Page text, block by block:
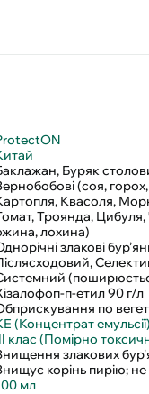
Буряк
(соя,
Квасоля,
Троянда,
лохина)
злакові
п-етил 90 г/л
по
(Концентрат емульсії)
клас (Помірно
злакових
корінь пирію;
мл